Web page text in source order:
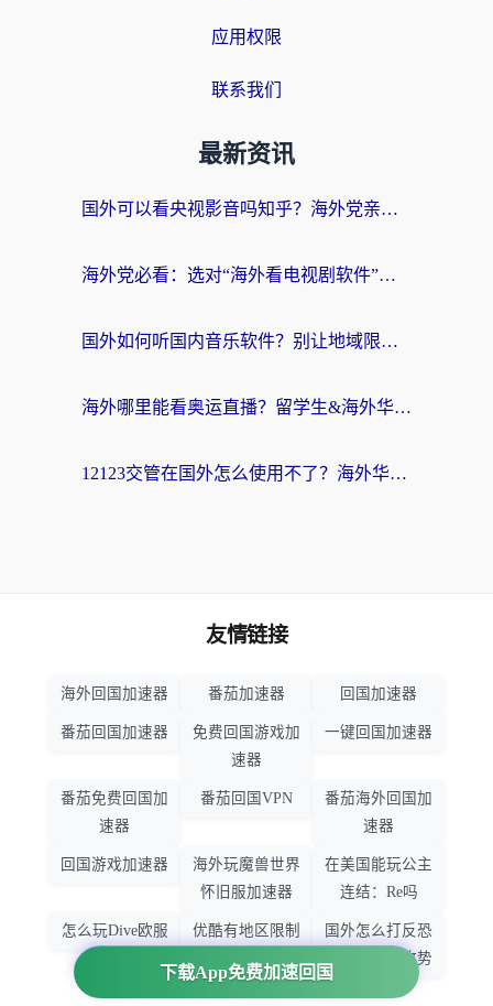
应用权限
联系我们
最新资讯
国外可以看央视影音吗知乎？海外党亲测有效的回国加速方案
海外党必看：选对“海外看电视剧软件”，再也不用愁国内剧刷不了
国外如何听国内音乐软件？别让地域限制，断了你的中文歌单
海外哪里能看奥运直播？留学生&海外华人必看的体育赛事观赛终极指南
12123交管在国外怎么使用不了？海外华人必看的无缝访问国内资源指南
下载App免费加速回国
友情链接
海外回国加速器 番茄加速器 回国加速器
番茄回国加速器
免费回国游戏加
速器
一键回国加速器
番茄免费回国加
速器
番茄回国VPN
番茄海外回国加
速器
回国游戏加速器
海外玩魔兽世界
怀旧服加速器
在美国能玩公主
连结：Re吗
怎么玩Dive欧服
优酷有地区限制
吗
国外怎么打反恐
精英：全球攻势